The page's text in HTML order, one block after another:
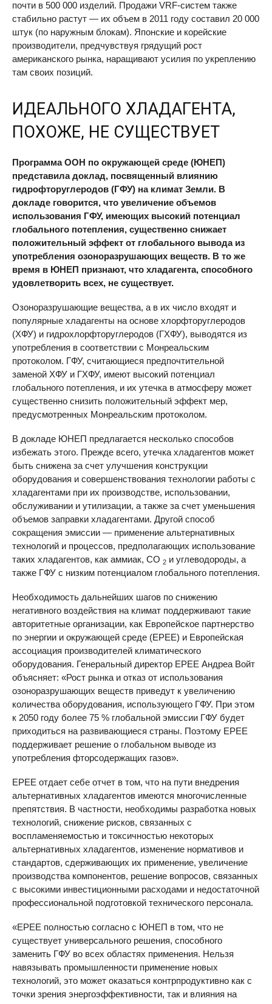
почти в 500 000 изделий. Продажи VRF-систем также
стабильно растут — их объем в 2011 году составил 20 000
штук (по наружным блокам). Японские и корейские
производители, предчувствуя грядущий рост
американского рынка, наращивают усилия по укреплению
там своих позиций.
ИДЕАЛЬНОГО ХЛАДАГЕНТА,
ПОХОЖЕ, НЕ СУЩЕСТВУЕТ
Программа ООН по окружающей среде (ЮНЕП)
представила доклад, посвященный влиянию
гидрофторуглеродов (ГФУ) на климат Земли. В
докладе говорится, что увеличение объемов
использования ГФУ, имеющих высокий потенциал
глобального потепления, существенно снижает
положительный эффект от глобального вывода из
употребления озоноразрушающих веществ. В то же
время в ЮНЕП признают, что хладагента, способного
удовлетворить всех, не существует.
Озоноразрушающие вещества, а в их число входят и
популярные хладагенты на основе хлорфторуглеродов
(ХФУ) и гидрохлорфторуглеродов (ГХФУ), выводятся из
употребления в соответствии с Монреальским
протоколом. ГФУ, считающиеся предпочтительной
заменой ХФУ и ГХФУ, имеют высокий потенциал
глобального потепления, и их утечка в атмосферу может
существенно снизить положительный эффект мер,
предусмотренных Монреальским протоколом.
В докладе ЮНЕП предлагается несколько способов
избежать этого. Прежде всего, утечка хладагентов может
быть снижена за счет улучшения конструкции
оборудования и совершенствования технологии работы с
хладагентами при их производстве, использовании,
обслуживании и утилизации, а также за счет уменьшения
объемов заправки хладагентами. Другой способ
сокращения эмиссии — применение альтернативных
технологий и процессов, предполагающих использование
таких хладагентов, как аммиак, СО 2 и углеводороды, а
также ГФУ с низким потенциалом глобального потепления.
Необходимость дальнейших шагов по снижению
негативного воздействия на климат поддерживают такие
авторитетные организации, как Европейское партнерство
по энергии и окружающей среде (EPEE) и Европейская
ассоциация производителей климатического
оборудования. Генеральный директор EPEE Андреа Войт
объясняет: «Рост рынка и отказ от использования
озоноразрушающих веществ приведут к увеличению
количества оборудования, использующего ГФУ. При этом
к 2050 году более 75 % глобальной эмиссии ГФУ будет
приходиться на развивающиеся страны. Поэтому EPEE
поддерживает решение о глобальном выводе из
употребления фторсодержащих газов».
EPEE отдает себе отчет в том, что на пути внедрения
альтернативных хладагентов имеются многочисленные
препятствия. В частности, необходимы разработка новых
технологий, снижение рисков, связанных с
воспламеняемостью и токсичностью некоторых
альтернативных хладагентов, изменение нормативов и
стандартов, сдерживающих их применение, увеличение
производства компонентов, решение вопросов, связанных
с высокими инвестиционными расходами и недостаточной
профессиональной подготовкой технического персонала.
«EPEE полностью согласно с ЮНЕП в том, что не
существует универсального решения, способного
заменить ГФУ во всех областях применения. Нельзя
навязывать промышленности применение новых
технологий, это может оказаться контрпродуктивно как с
точки зрения энергоэффективности, так и влияния на